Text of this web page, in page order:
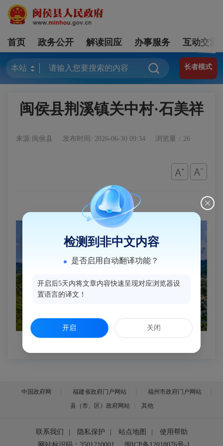
首页 政务公开 解读回应 办事服务 互动交流
长者模式
闽侯县荆溪镇关中村·石美祥
来源:闽侯县 发布时间: 2026-06-30 09:34 浏览量：26
中国政府网 福建省政府门户网站
福州市政府门户网站
县（市、区）政府网站
其他
联系我们 | 隐私保护 | 站点地图 |
使用帮助
检测到非中文内容
是否启用自动翻译功能？
开启后5天内将文章内容快速呈现对应浏览器设
置语言的译文！
开启 关闭